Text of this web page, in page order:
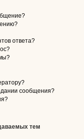
ответа?
сообщения?
тем